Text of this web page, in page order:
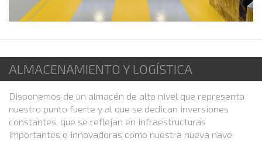
ALMACENAMIENTO Y LOGÍSTICA
Disponemos de un almacén de alto nivel que representa
nuestro punto fuerte y al que se dedican inversiones
constantes, que se reflejan en infraestructuras
importantes e innovadoras como nuestra nueva nave